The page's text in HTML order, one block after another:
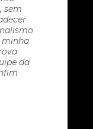
sem
minha
da